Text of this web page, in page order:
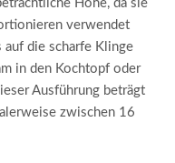
Höhe, da sie
verwendet
die scharfe Klinge
in den Kochtopf oder
Ausführung beträgt
zwischen 16